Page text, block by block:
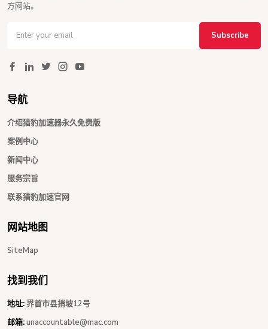
方网站。
Subscribe
导航
介绍猎豹加速器永久免费版
案例中心
新闻中心
服务宗旨
联系猎豹加速官网
网站地图
SiteMap
找到我们
地址:界首市县捎坡12号
邮箱:unaccountable@mac.com